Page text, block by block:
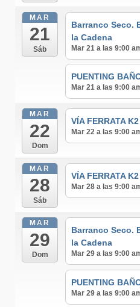
MAR
21
Sáb
Barranco Seco.
la Cadena
Mar 21 a las 9:00
PUENTING
Mar 21 a las 9:00
MAR
22
Dom
VÍA FERRATA
Mar 22 a las 9:00
MAR
28
Sáb
VÍA FERRATA
Mar 28 a las 9:00
MAR
29
Dom
Barranco Seco.
la Cadena
Mar 29 a las 9:00
PUENTING
Mar 29 a las 9:00